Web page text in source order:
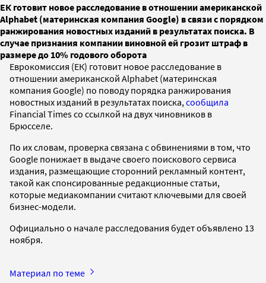
ЕК готовит новое расследование в отношении американской
Alphabet (материнская компания Google) в связи с порядком
ранжирования новостных изданий в результатах поиска. В
случае признания компании виновной ей грозит штраф в
размере до 10% годового оборота
Еврокомиссия (ЕК) готовит новое расследование в
отношении американской Alphabet (материнская
компания Google) по поводу порядка ранжирования
новостных изданий в результатах поиска, сообщила
Financial Times со ссылкой на двух чиновников в
Брюсселе.
По их словам, проверка связана с обвинениями в том, что
Google понижает в выдаче своего поискового сервиса
издания, размещающие сторонний рекламный контент,
такой как спонсированные редакционные статьи,
которые медиакомпании считают ключевыми для своей
бизнес-модели.
Официально о начале расследования будет объявлено 13
ноября.
Материал по теме